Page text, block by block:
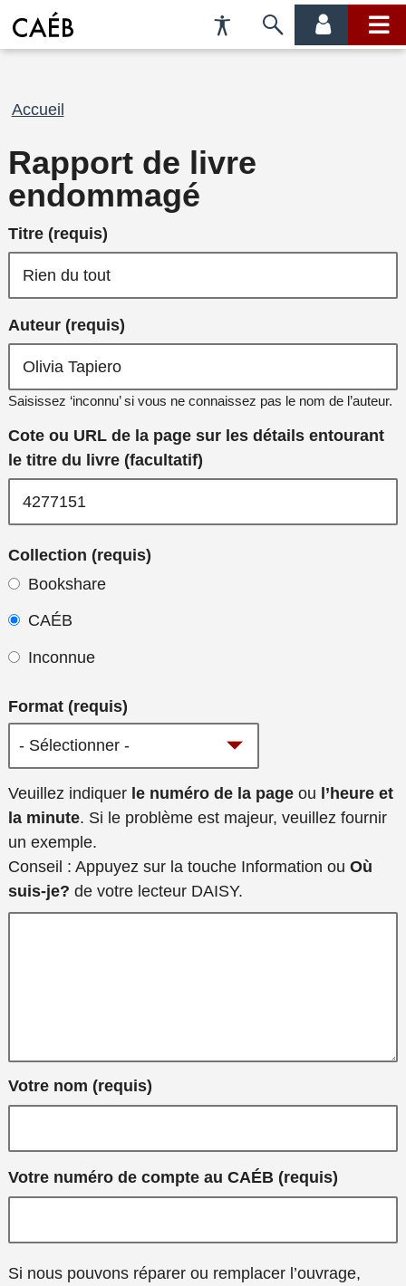
Préférences
d'accessibilité
Passer
menu
menu
Fil
Accueil
Rapport de livre
endommagé
Titre (requis)
Auteur (requis)
Saisissez ‘inconnu’ si vous ne connaissez pas le nom de l’auteur.
Cote ou URL de la page sur les détails entourant
le titre du livre (facultatif)
Collection (requis)
Bookshare
CAÉB
Inconnue
Format (requis)
Veuillez fournir
tout autre
détail
supplémentaire
concernant le
problème,
recréer le
problème.
Veuillez indiquer le numéro de la page ou l’heure et
la minute. Si le problème est majeur, veuillez fournir
un exemple.
Conseil : Appuyez sur la touche Information ou Où
suis-je? de votre lecteur DAISY.
Votre nom (requis)
Votre numéro de compte au CAÉB (requis)
Si nous pouvons réparer ou remplacer l’ouvrage,